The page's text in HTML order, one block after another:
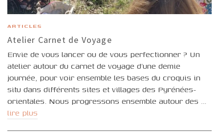
ARTICLES
Atelier Carnet de Voyage
Envie de vous lancer ou de vous perfectionner ? Un
atelier autour du carnet de voyage d’une demie
journée, pour voir ensemble les bases du croquis in
situ dans différents sites et villages des Pyrénées-
orientales. Nous progressons ensemble autour des …
lire plus